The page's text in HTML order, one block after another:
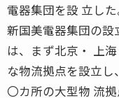
電器集団を設 立した
新国美電器集団の設
は、まず北京・ 上
な物流拠点を設立
〇カ所の大型物 流